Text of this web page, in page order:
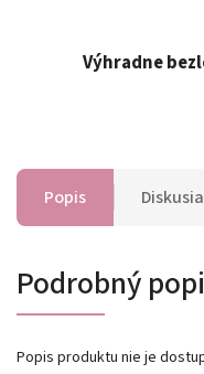
Výhradne
Popis Diskusia
Podrobný
Popis produktu nie je